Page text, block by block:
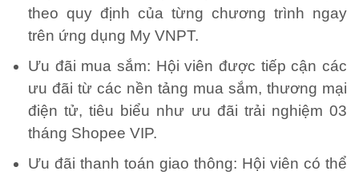
theo quy định của từng chương trình ngay
trên ứng dụng My VNPT.
Ưu đãi mua sắm: Hội viên được tiếp cận các
ưu đãi từ các nền tảng mua sắm, thương mại
điện tử, tiêu biểu như ưu đãi trải nghiệm 03
tháng Shopee VIP.
Ưu đãi thanh toán giao thông: Hội viên có thể